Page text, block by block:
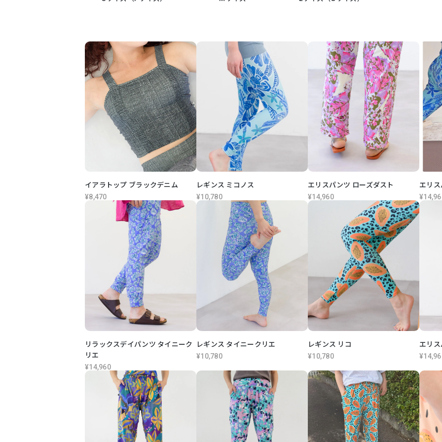
イアラトップ ブラックデニム
¥8,470
レギンス ミコノス
¥10,780
エリスパンツ ローズダスト
¥14,960
エリ
リラックスデイパンツ タイニーク
リエ
¥14,960
レギンス タイニークリエ
¥10,780
レギンス リコ
¥10,780
エリ